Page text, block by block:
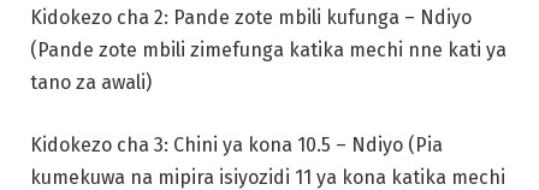
Kidokezo cha 2: Pande zote mbili kufunga – Ndiyo
(Pande zote mbili zimefunga katika mechi nne kati ya
tano za awali)
Kidokezo cha 3: Chini ya kona 10.5 – Ndiyo (Pia
kumekuwa na mipira isiyozidi 11 ya kona katika mechi